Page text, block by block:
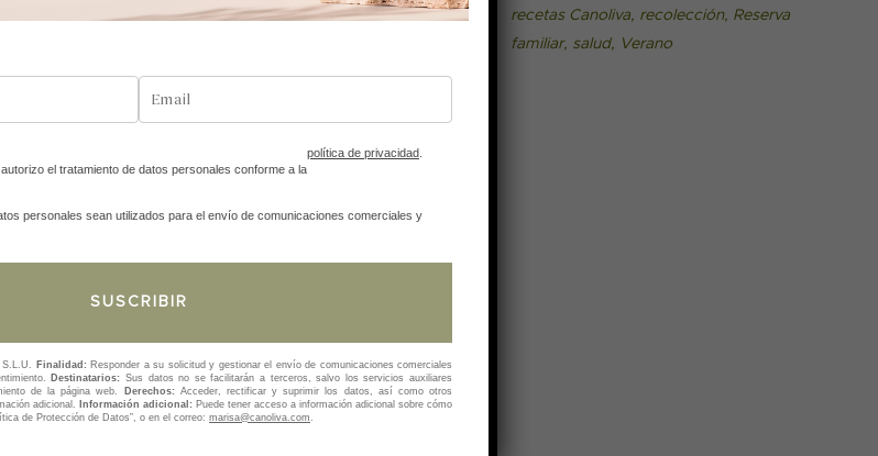
recetas Canoliva
recolección
Reserva
familiar
salud Verano
el tratamiento de datos personales conforme a la
política de privacidad
personales sean utilizados para el envío de comunicaciones comerciales y
S.L.U. Finalidad: Responder a su solicitud y gestionar el envío de comunicaciones comerciales
Destinatarios: Sus datos no se facilitarán a terceros, salvo los servicios auxiliares
de la página web.
Derechos: Acceder, rectificar y suprimir los datos, así como otros
adicional.
Información adicional: Puede tener acceso a información adicional sobre cómo
de Protección de Datos”, o en el correo: marisa@canoliva.com